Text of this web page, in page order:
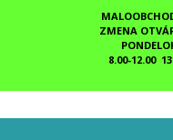
ZMENA
8.00-12.00